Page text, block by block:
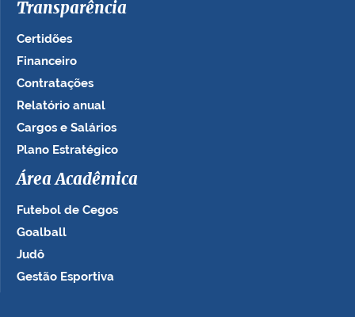
Transparência
Certidões
Financeiro
Contratações
Relatório anual
Cargos e Salários
Plano Estratégico
Área Acadêmica
Futebol de Cegos
Goalball
Judô
Gestão Esportiva